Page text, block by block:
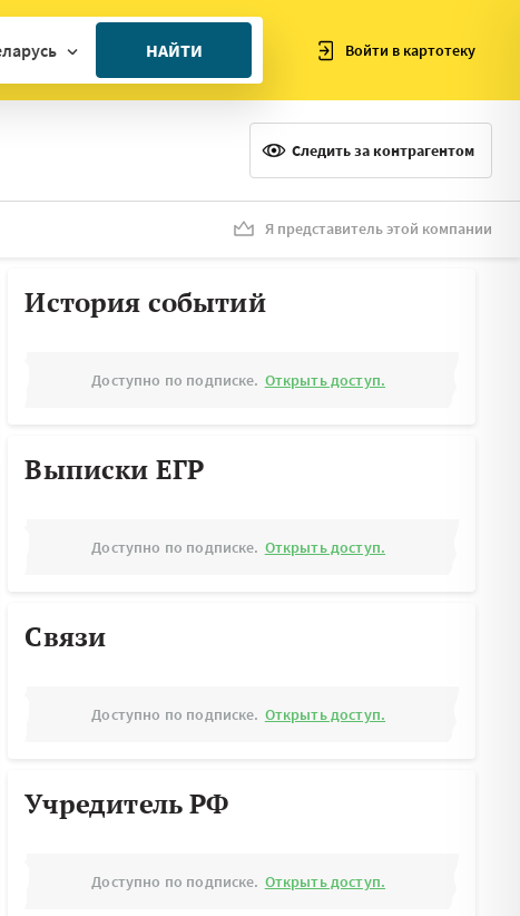
НАЙТИ Войти в картотеку
Следить за контрагентом
Я представитель этой компании
История событий
Доступно по подписке. Открыть доступ.
Выписки ЕГР
Доступно по подписке. Открыть доступ.
Связи
Доступно по подписке. Открыть доступ.
Учредитель РФ
Доступно по подписке. Открыть доступ.